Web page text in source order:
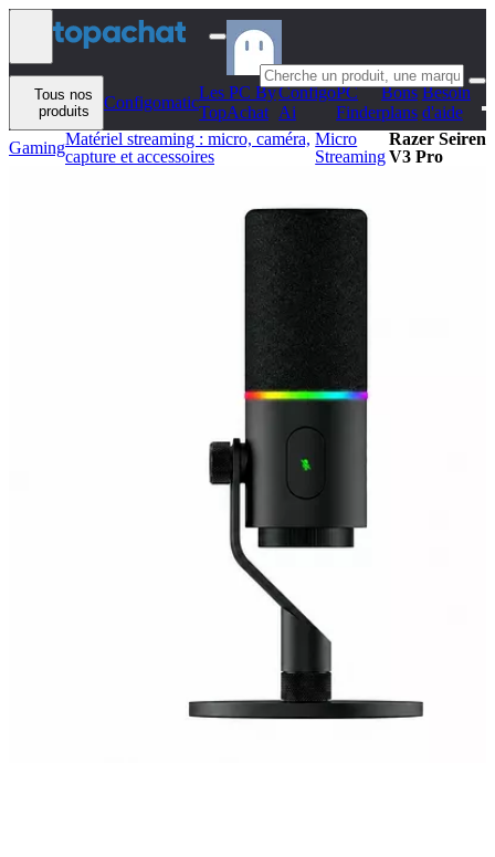
Aller au contenu
Tous nos
produits
Configomatic
Les PC By
TopAchat
Configo
Ai
PC
Finder
Bons
plans
Besoin
d'aide
GamingMatériel streaming : micro, caméra,
capture et accessoires
Micro
Streaming
Razer Seiren
V3 Pro